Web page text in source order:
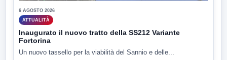
6 AGOSTO 2026
ATTUALITÀ
Inaugurato il nuovo tratto della SS212 Variante
Fortorina
Un nuovo tassello per la viabilità del Sannio e delle...